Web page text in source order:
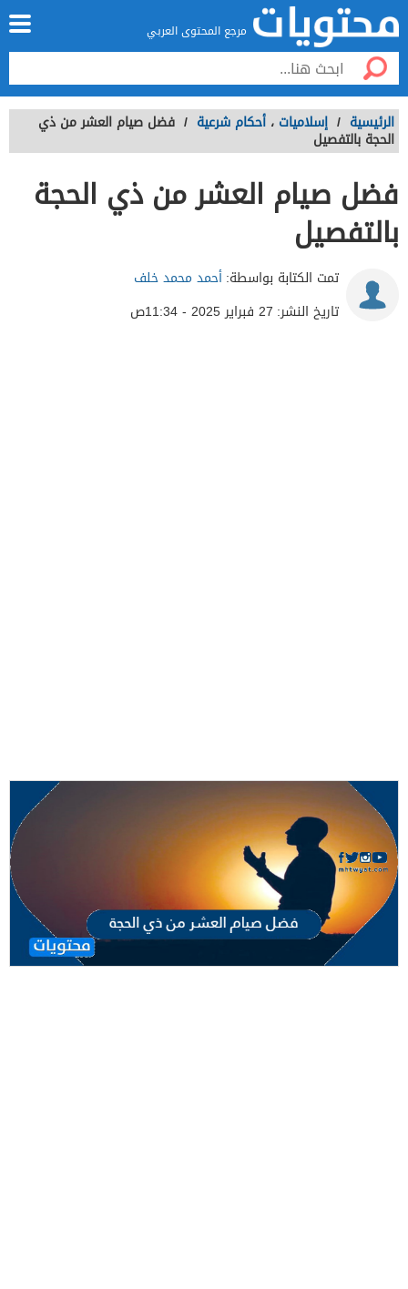
مرجع المحتوى العربي
الرئيسية / إسلاميات ، أحكام شرعية / فضل صيام العشر من ذي
الحجة بالتفصيل
فضل صيام العشر من ذي الحجة
بالتفصيل
تمت الكتابة بواسطة:أحمد محمد خلف
تاريخ النشر: 27 فبراير 2025 - 11:34ص